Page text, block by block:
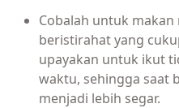
Cobalah untuk
beristirahat yang
upayakan untuk ikut
waktu, sehingga saat
menjadi lebih segar.